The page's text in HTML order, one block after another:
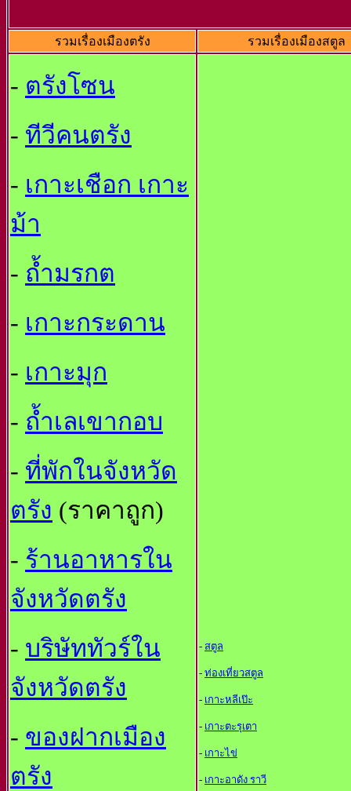
รวมเรื่องเมืองตรัง รวมเรื่องเมืองสตูล
- ตรังโซน
- ทีวีคนตรัง
- เกาะเชือก เกาะ
ม้า
- ถ้ำมรกต
- เกาะกระดาน
- เกาะมุก
- ถ้ำเลเขากอบ
- ที่พักในจังหวัด
ตรัง (ราคาถูก)
- ร้านอาหารใน
จังหวัดตรัง
- บริษัททัวร์ใน
จังหวัดตรัง
- ของฝากเมือง
ตรัง
- สตูล
- ท่องเที่ยวสตูล
- เกาะหลีเป๊ะ
- เกาะตะรุเตา
- เกาะไข่
- เกาะอาดัง ราวี